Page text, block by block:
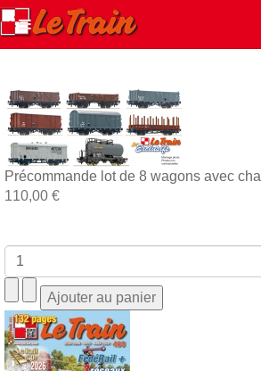
Précommande lot de 8 wagons avec
110,00 €